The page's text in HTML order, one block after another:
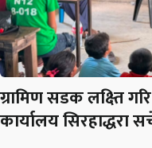
ग्रामिण सडक लक्ष्ति
कार्यालय सिरहाद्धरा